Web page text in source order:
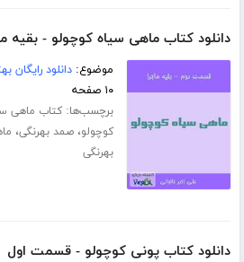
دانلود کتاب ماهی سیاه کوچولو - بقیه
موضوع:دانلود رایگان
۱۰ صفحه
برچسب‌ها:کتاب ماهی
کوچولو،صمد بهرنگی،
بهرنگی
دانلود کتاب پونی کوچولو - قسمت اول